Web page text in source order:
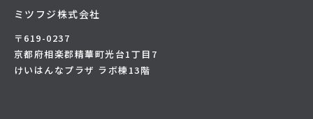
ミツフジ株式会社
〒619-0237
京都府相楽郡精華町光台1丁目7
けいはんなプラザ ラボ棟13階